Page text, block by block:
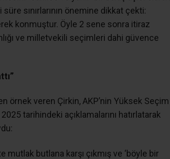
sınırlarının önemine dikkat çekti:
konmuştur. Öyle 2 sene sonra itiraz
ve milletvekili seçimleri dahi güvence
örnek veren Çirkin, AKP’nin Yüksek Seçim
tarihindeki açıklamalarını hatırlatarak
mutlak butlana karşı çıkmış ve ‘böyle bir